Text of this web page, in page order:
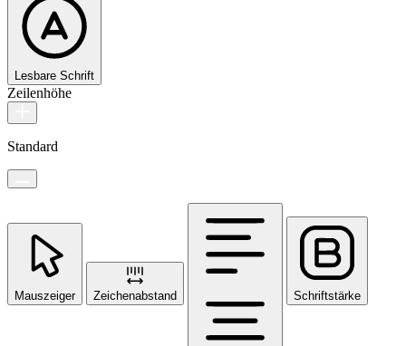
Lesbare Schrift
Zeilenhöhe
Standard
Mauszeiger Zeichenabstand Schriftstärke